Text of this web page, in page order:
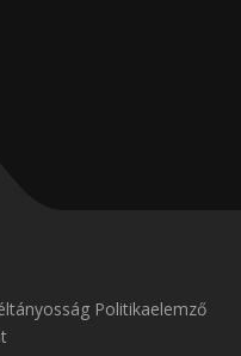
Politikaelemző